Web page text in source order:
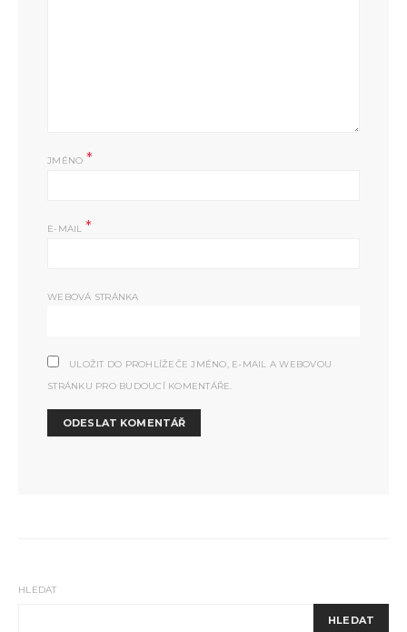
JMÉNO *
E-MAIL *
WEBOVÁ STRÁNKA
ULOŽIT DO PROHLÍŽEČE JMÉNO, E-MAIL A WEBOVOU
STRÁNKU PRO BUDOUCÍ KOMENTÁŘE.
HLEDAT
HLEDAT